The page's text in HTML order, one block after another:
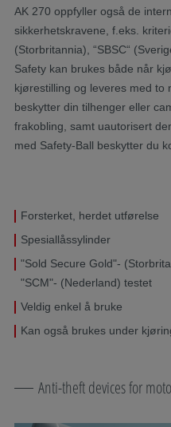
AK 270 oppfyller også de
sikkerhetskravene, f.eks.
(Storbritannia), “SBSC“
Safety kan brukes både når
kjørestilling og leveres med to
beskytter din tilhenger eller
frakobling, samt uautorisert
med Safety-Ball beskytter du
Forsterket, herdet utførelse
Spesiallåssylinder
"Sold Secure Gold"-
"SCM"- (Nederland) testet
Veldig enkel å bruke
Kan også brukes under
Anti-theft devices for